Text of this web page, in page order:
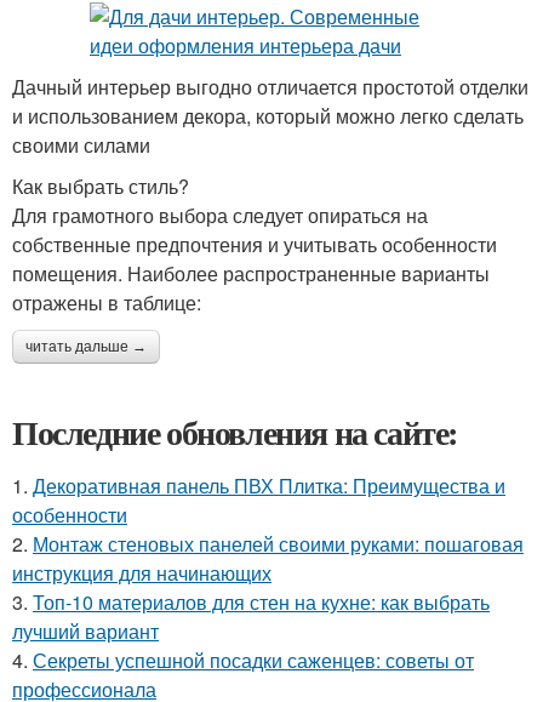
Дачный интерьер выгодно отличается простотой отделки
и использованием декора, который можно легко сделать
своими силами
Как выбрать стиль?
Для грамотного выбора следует опираться на
собственные предпочтения и учитывать особенности
помещения. Наиболее распространенные варианты
отражены в таблице:
читать дальше →
Последние обновления на сайте:
1. Декоративная панель ПВХ Плитка: Преимущества и
особенности
2. Монтаж стеновых панелей своими руками: пошаговая
инструкция для начинающих
3. Топ-10 материалов для стен на кухне: как выбрать
лучший вариант
4. Секреты успешной посадки саженцев: советы от
профессионала